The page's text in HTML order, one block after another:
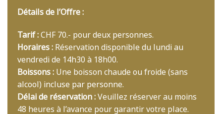
Détails de l’Offre :
Tarif : CHF 70.- pour deux personnes.
Horaires : Réservation disponible du lundi au
vendredi de 14h30 à 18h00.
Boissons : Une boisson chaude ou froide (sans
alcool) incluse par personne.
Délai de réservation : Veuillez réserver au moins
48 heures à l’avance pour garantir votre place.